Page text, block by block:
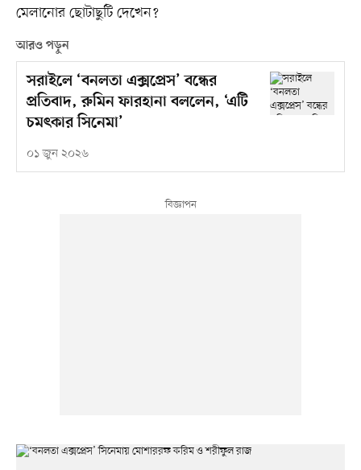
মেলানোর ছোটাছুটি দেখেন?
আরও পড়ুন
সরাইলে ‘বনলতা এক্সপ্রেস’ বন্ধের
প্রতিবাদ, রুমিন ফারহানা বললেন, ‘এটি
চমৎকার সিনেমা’
০১ জুন ২০২৬